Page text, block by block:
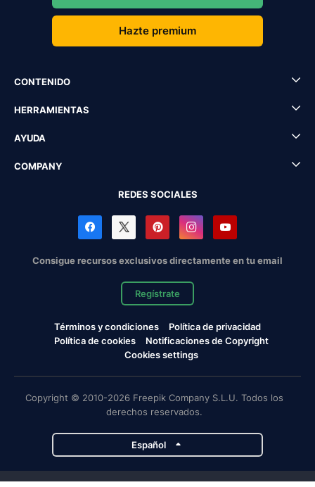
Hazte premium
CONTENIDO
HERRAMIENTAS
AYUDA
COMPANY
REDES SOCIALES
Consigue recursos exclusivos directamente en tu email
Regístrate
Términos y condiciones
Política de privacidad
Política de cookies
Notificaciones de Copyright
Cookies settings
Copyright © 2010-2026 Freepik Company S.L.U. Todos los
derechos reservados.
Español